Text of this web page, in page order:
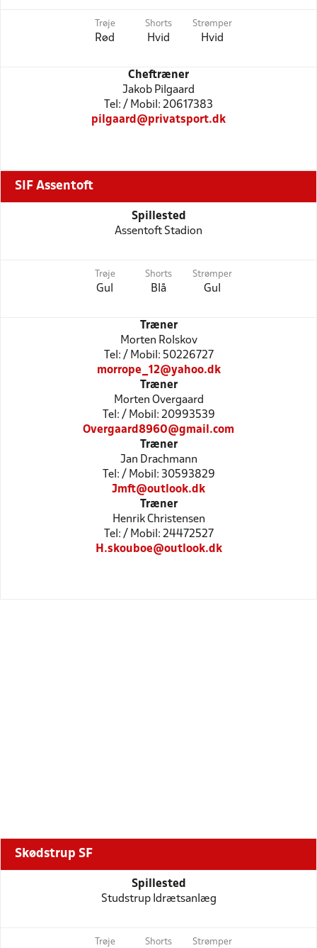
Trøje
Rød
Shorts
Hvid
Strømper
Hvid
Cheftræner
Jakob Pilgaard
Tel: / Mobil: 20617383
pilgaard@privatsport.dk
SIF Assentoft
Spillested
Assentoft Stadion
Trøje
Gul
Shorts
Blå
Strømper
Gul
Træner
Morten Rolskov
Tel: / Mobil: 50226727
morrope_12@yahoo.dk
Træner
Morten Overgaard
Tel: / Mobil: 20993539
Overgaard8960@gmail.com
Træner
Jan Drachmann
Tel: / Mobil: 30593829
Jmft@outlook.dk
Træner
Henrik Christensen
Tel: / Mobil: 24472527
H.skouboe@outlook.dk
Skødstrup SF
Spillested
Studstrup Idrætsanlæg
Trøje Shorts Strømper